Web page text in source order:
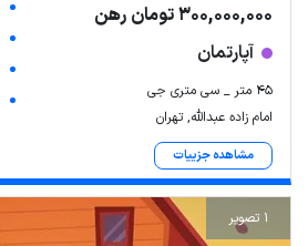
300,000,000 تومان رهن
آپارتمان
۴۵ متر _ سی متری جی
امام زاده عبدالله, تهران
مشاهده جزییات
1 تصویر